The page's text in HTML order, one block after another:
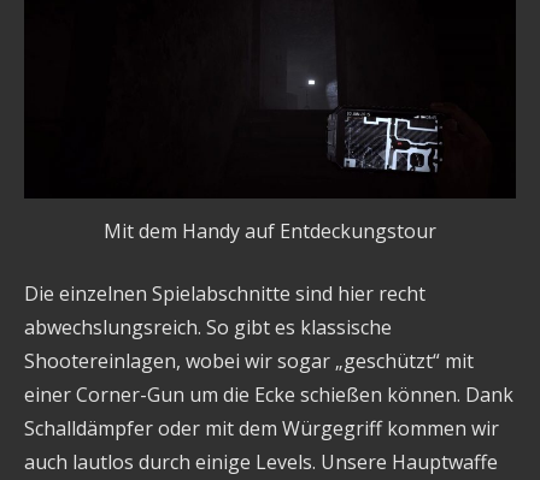
Mit dem Handy auf Entdeckungstour
Die einzelnen Spielabschnitte sind hier recht
abwechslungsreich. So gibt es klassische
Shootereinlagen, wobei wir sogar „geschützt“ mit
einer Corner-Gun um die Ecke schießen können. Dank
Schalldämpfer oder mit dem Würgegriff kommen wir
auch lautlos durch einige Levels. Unsere Hauptwaffe